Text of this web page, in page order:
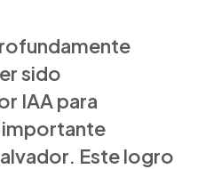
sido
IAA para
Este logro